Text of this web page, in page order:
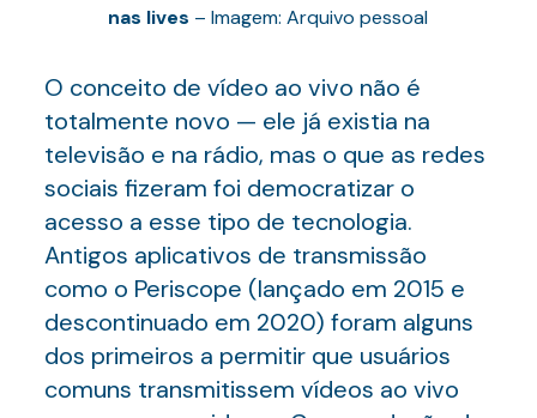
nas lives – Imagem: Arquivo pessoal
O conceito de vídeo ao vivo não é
totalmente novo — ele já existia na
televisão e na rádio, mas o que as redes
sociais fizeram foi democratizar o
acesso a esse tipo de tecnologia.
Antigos aplicativos de transmissão
como o Periscope (lançado em 2015 e
descontinuado em 2020) foram alguns
dos primeiros a permitir que usuários
comuns transmitissem vídeos ao vivo